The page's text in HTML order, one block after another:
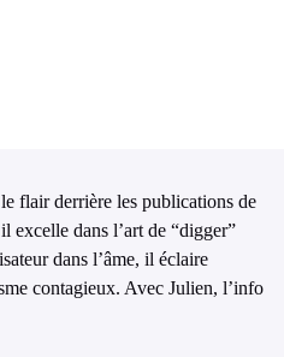
flair derrière les publications de
excelle dans l’art de “digger”
dans l’âme, il éclaire
contagieux. Avec Julien, l’info